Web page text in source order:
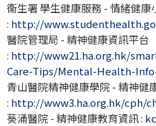
衞生署 學生健康服務 - 情緒健康
: http://
醫院管理局 - 精神健康資訊平台
: http://www21.ha.org.hk/
Care-Tips/Mental-Health-
青山醫院精神健康學院 - 精神健
: http://www3.ha.org.hk/cph/
葵涌醫院 - 精神健康教育資訊 :